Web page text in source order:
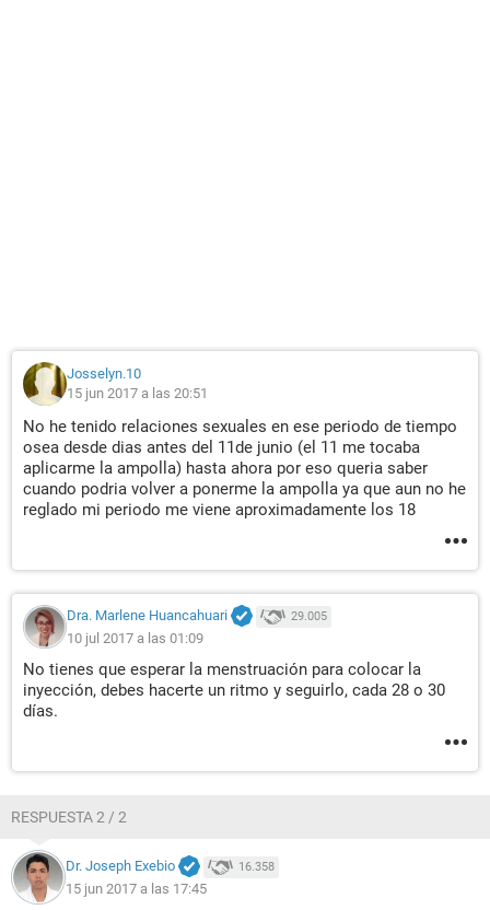
Josselyn.10
15 jun 2017 a las 20:51
No he tenido relaciones sexuales en ese periodo de tiempo
osea desde dias antes del 11de junio (el 11 me tocaba
aplicarme la ampolla) hasta ahora por eso queria saber
cuando podria volver a ponerme la ampolla ya que aun no he
reglado mi periodo me viene aproximadamente los 18
Dra. Marlene Huancahuari 29.005
10 jul 2017 a las 01:09
No tienes que esperar la menstruación para colocar la
inyección, debes hacerte un ritmo y seguirlo, cada 28 o 30
días.
RESPUESTA 2 / 2
Dr. Joseph Exebio 16.358
15 jun 2017 a las 17:45